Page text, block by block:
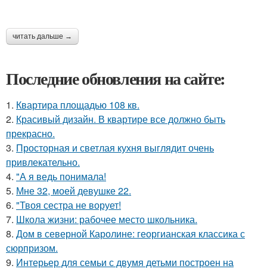
читать дальше →
Последние обновления на сайте:
1. Квартира площадью 108 кв.
2. Красивый дизайн. В квартире все должно быть
прекрасно.
3. Просторная и светлая кухня выглядит очень
привлекательно.
4. "А я ведь понимала!
5. Мне 32, моей девушке 22.
6. "Твоя сестра не ворует!
7. Школа жизни: рабочее место школьника.
8. Дом в северной Каролине: георгианская классика с
сюрпризом.
9. Интерьер для семьи с двумя детьми построен на